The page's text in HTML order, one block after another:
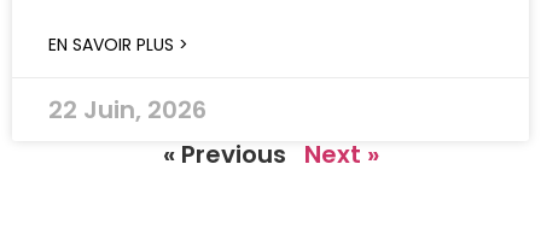
EN SAVOIR PLUS >
22 Juin, 2026
« Previous
Next »